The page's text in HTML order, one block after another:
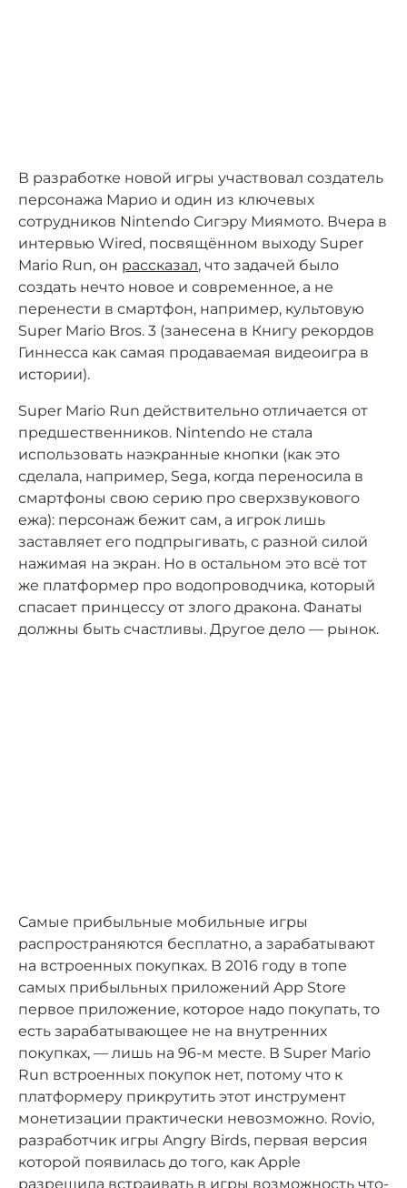
В разработке новой игры участвовал создатель
персонажа Марио и один из ключевых
сотрудников Nintendo Сигэру Миямото. Вчера в
интервью Wired, посвящённом выходу Super
Mario Run, он рассказал, что задачей было
создать нечто новое и современное, а не
перенести в смартфон, например, культовую
Super Mario Bros. 3 (занесена в Книгу рекордов
Гиннесса как самая продаваемая видеоигра в
истории).
Super Mario Run действительно отличается от
предшественников. Nintendo не стала
использовать наэкранные кнопки (как это
сделала, например, Sega, когда переносила в
смартфоны свою серию про сверхзвукового
ежа): персонаж бежит сам, а игрок лишь
заставляет его подпрыгивать, с разной силой
нажимая на экран. Но в остальном это всё тот
же платформер про водопроводчика, который
спасает принцессу от злого дракона. Фанаты
должны быть счастливы. Другое дело — рынок.
Самые прибыльные мобильные игры
распространяются бесплатно, а зарабатывают
на встроенных покупках. В 2016 году в топе
самых прибыльных приложений App Store
первое приложение, которое надо покупать, то
есть зарабатывающее не на внутренних
покупках, — лишь на 96-м месте. В Super Mario
Run встроенных покупок нет, потому что к
платформеру прикрутить этот инструмент
монетизации практически невозможно. Rovio,
разработчик игры Angry Birds, первая версия
которой появилась до того, как Apple
разрешила встраивать в игры возможность что-